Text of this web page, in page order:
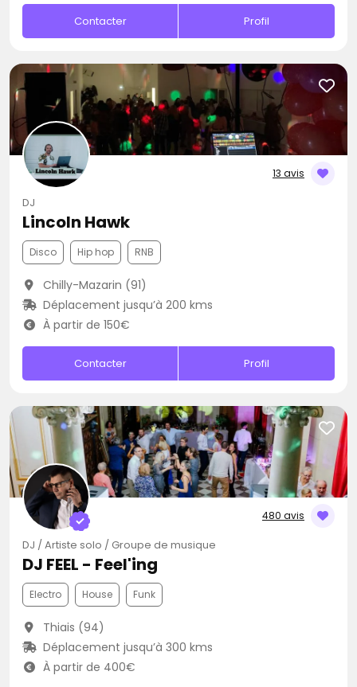
Contacter Profil
13 avis
DJ
Lincoln Hawk
Disco Hip hop RNB
Chilly-Mazarin (91)
Déplacement jusqu’à 200 kms
À partir de 150€
Contacter Profil
480 avis
DJ / Artiste solo / Groupe de musique
DJ FEEL - Feel'ing
Electro House Funk
Thiais (94)
Déplacement jusqu’à 300 kms
À partir de 400€